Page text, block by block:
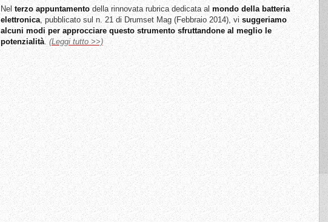
Nelterzo appuntamento della rinnovata rubrica dedicata almondo della batteria
elettronica, pubblicato sul n. 21 di Drumset Mag (Febbraio 2014), vi suggeriamo
alcuni modi per approcciare questo strumento sfruttandone al meglio le
potenzialità. (Leggi tutto >>)